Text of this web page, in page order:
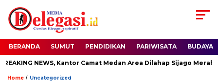
BERANDA SUMUT PENDIDIKAN PARIWISATA BUDAYA
NEWS, Kantor Camat Medan Area Dilahap Sijago Merah
Home / Uncategorized